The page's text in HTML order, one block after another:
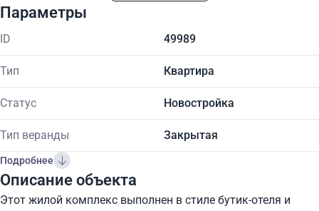
Параметры
ID 49989
Тип Квартира
Статус Новостройка
Тип веранды Закрытая
Подробнее
Описание объекта
Этот жилой комплекс выполнен в стиле бутик-отеля и